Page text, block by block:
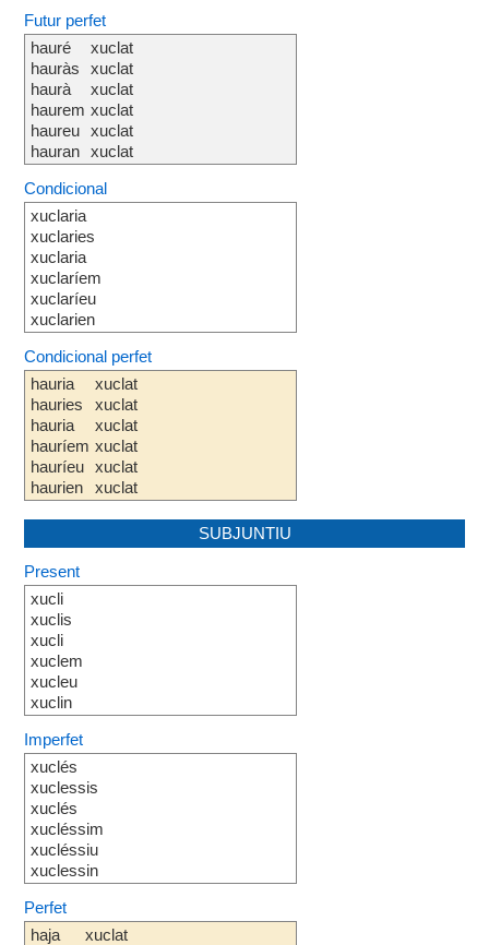
Futur perfet
hauré
hauràs
haurà
haurem
haureu
hauran
xuclat
xuclat
xuclat
xuclat
xuclat
xuclat
Condicional
xuclaria
xuclaries
xuclaria
xuclaríem
xuclaríeu
xuclarien
Condicional perfet
hauria
hauries
hauria
hauríem
hauríeu
haurien
xuclat
xuclat
xuclat
xuclat
xuclat
xuclat
SUBJUNTIU
Present
xucli
xuclis
xucli
xuclem
xucleu
xuclin
Imperfet
xuclés
xuclessis
xuclés
xucléssim
xucléssiu
xuclessin
Perfet
haja
xuclat